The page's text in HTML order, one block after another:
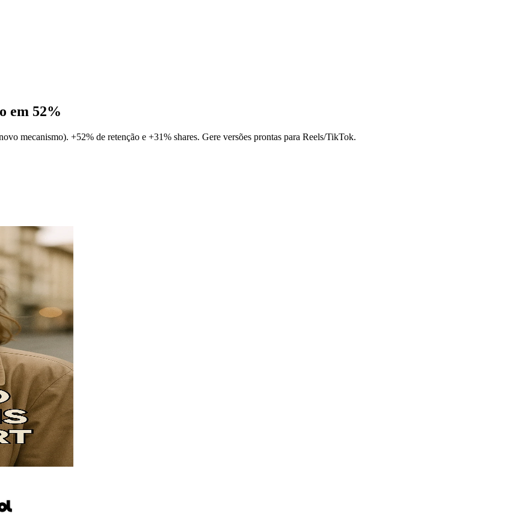
em 52%
mecanismo). +52% de retenção e +31% shares. Gere versões prontas para Reels/TikTok.